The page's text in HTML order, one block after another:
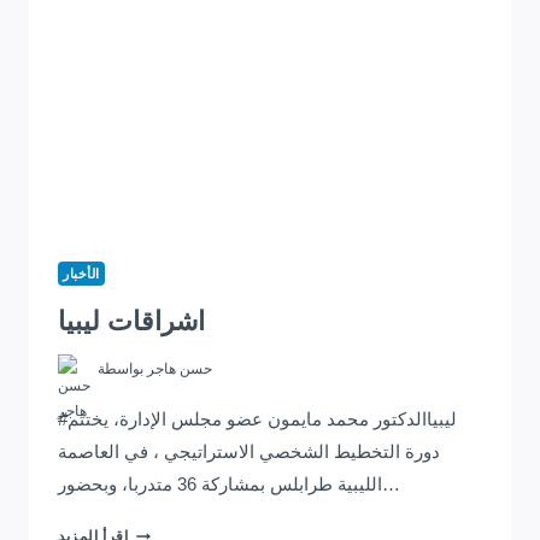
الأخبار
اشراقات ليبيا
بواسطة حسن هاجر
#ليبياالدكتور محمد مايمون عضو مجلس الإدارة، يختتم
دورة التخطيط الشخصي الاستراتيجي ، في العاصمة
الليبية طرابلس بمشاركة 36 متدربا، وبحضور…
إقرأ المزيد اشراقات